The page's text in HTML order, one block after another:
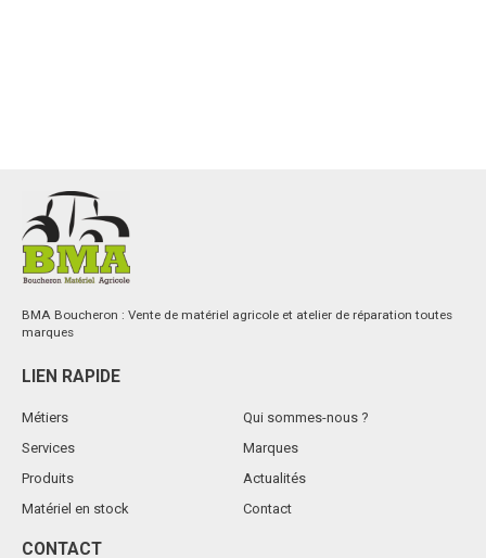
BMA Boucheron : Vente de matériel agricole et atelier de réparation toutes
marques
LIEN RAPIDE
Métiers
Services
Produits
Matériel en stock
Qui sommes-nous ?
Marques
Actualités
Contact
CONTACT